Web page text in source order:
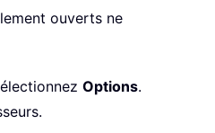
ouverts ne
Options.